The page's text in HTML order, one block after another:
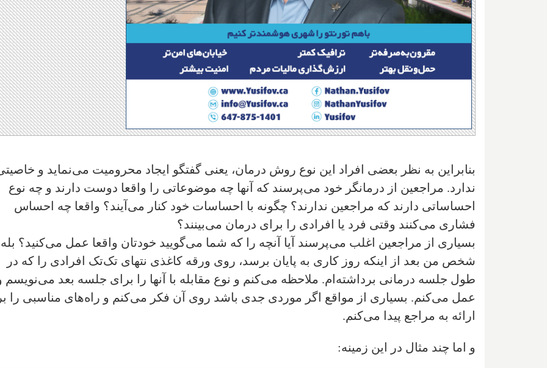
بنابراین به نظر بعضی افراد این نوع روش درمان، یعنی گفتگو ایجاد محرومیت می‌نماید و
ندارد. ‌مراجعین از درمانگر خود می‌پرسند که آنها چه موضوعاتی را واقعا دوست دارند و چه نوع‌
احساساتی دارند که مراجعین ندارند؟ چگونه با احساسات خود کنار می‌آیند؟ واقعا چه احساس
فشاری می‌کنند وقتی فرد یا افرادی را برای درمان می‌بینند؟
بسیاری از مراجعین اغلب می‌پرسند آیا آنچه را که شما می‌گویید خودتان واقعا عمل می‌کنید؟ بله
شخص من بعد از اینکه روز کاری به پایان برسد، روی ورقه کاغذی نتهای تک‌تک افرادی را که در
طول جلسه درمانی برداشته‌ام. ملاحظه می‌کنم و نوع مقابله با آنها را برای جلسه بعد می‌نویسم
عمل می‌کنم. بسیاری از مواقع اگر موردی جدی باشد روی آن فکر می‌کنم و راه‌های مناسبی را
ارائه به مراجع پیدا می‌کنم.
و اما چند مثال در این زمینه: